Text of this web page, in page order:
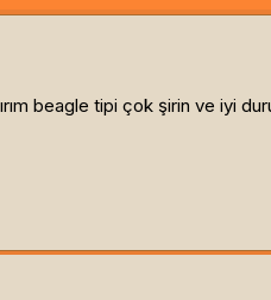
beagle tipi çok şirin ve iyi